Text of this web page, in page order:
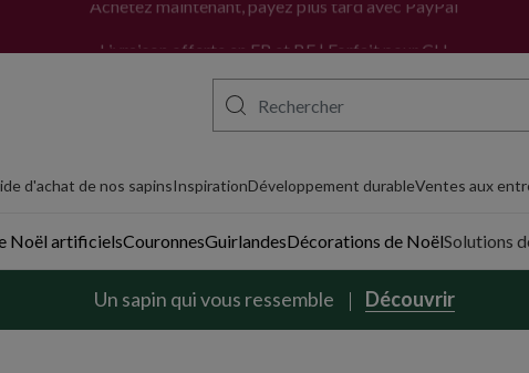
d'achat de nos sapinsInspirationDéveloppement durableVentes aux
Noël artificielsCouronnesGuirlandesDécorations de NoëlSolutions
Un sapin qui vous ressemble Découvrir